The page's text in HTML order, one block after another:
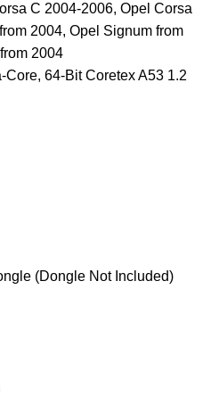
C 2004-2006, Opel Corsa
2004, Opel Signum from
2004
64-Bit Coretex A53 1.2
(Dongle Not Included)